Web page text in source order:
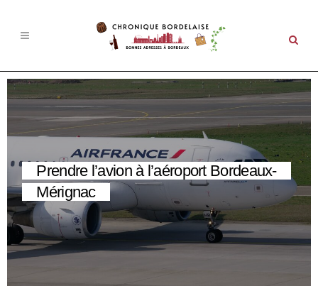
Prendre l’avion à l’aéroport Bordeaux-
Mérignac
Un week-end à Arcachon : Découvrez le
Loft d’Arcachon